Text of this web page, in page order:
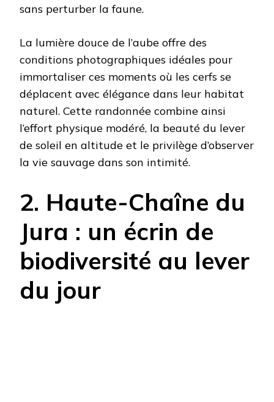
sans perturber la faune.
La lumière douce de l’aube offre des
conditions photographiques idéales pour
immortaliser ces moments où les cerfs se
déplacent avec élégance dans leur habitat
naturel. Cette randonnée combine ainsi
l’effort physique modéré, la beauté du lever
de soleil en altitude et le privilège d’observer
la vie sauvage dans son intimité.
2. Haute-Chaîne du
Jura : un écrin de
biodiversité au lever
du jour